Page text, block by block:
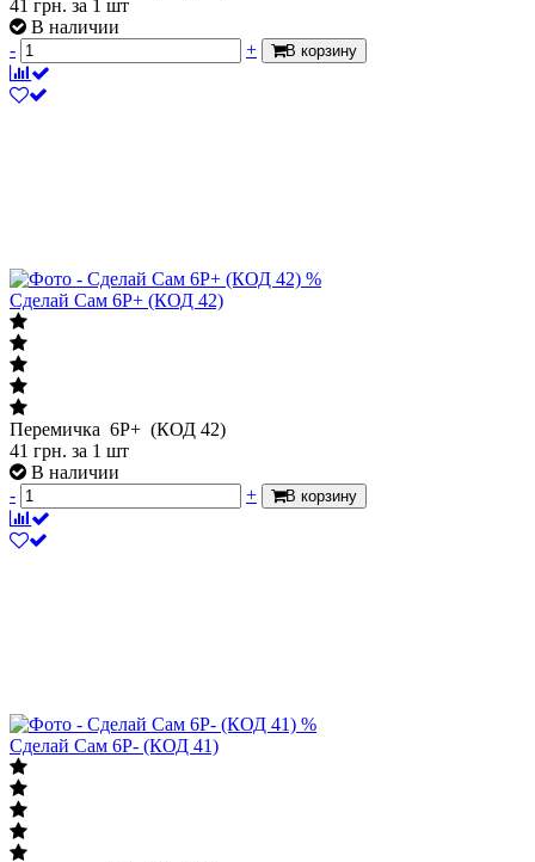
41 грн. за 1 шт
В наличии
-
+ В корзину
%
Сделай Сам 6P+ (КОД 42)
Перемичка 6P+ (КОД 42)
41 грн. за 1 шт
В наличии
-
+ В корзину
%
Сделай Сам 6P- (КОД 41)